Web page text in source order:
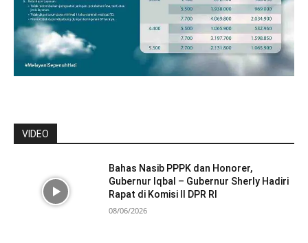
VIDEO
Bahas Nasib PPPK dan Honorer,
Gubernur Iqbal – Gubernur Sherly Hadiri
Rapat di Komisi II DPR RI
08/06/2026